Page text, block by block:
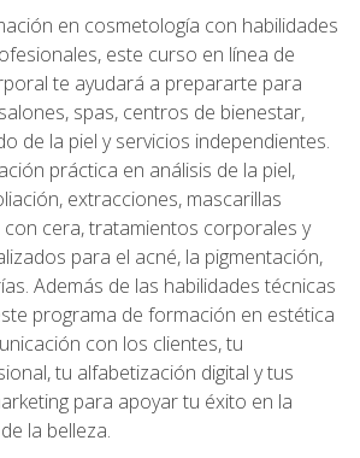
en cosmetología con habilidades
este curso en línea de
te ayudará a prepararte para
spas, centros de bienestar,
de la piel y servicios independientes.
práctica en análisis de la piel,
extracciones, mascarillas
con cera, tratamientos corporales y
para el acné, la pigmentación,
Además de las habilidades técnicas
programa de formación en estética
con los clientes, tu
tu alfabetización digital y tus
para apoyar tu éxito en la
la belleza.